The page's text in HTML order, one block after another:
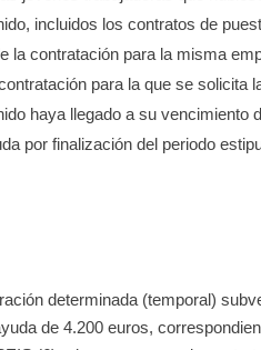
incluidos los contratos de
la contratación para la misma
para la que se solicita
haya llegado a su vencimiento
por finalización del periodo
determinada (temporal)
de 4.200 euros,